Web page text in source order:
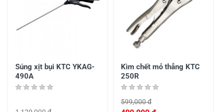
Súng xịt bụi KTC YKAG-
490A
Kìm chết mỏ thẳng KTC
250R
599,000 đ